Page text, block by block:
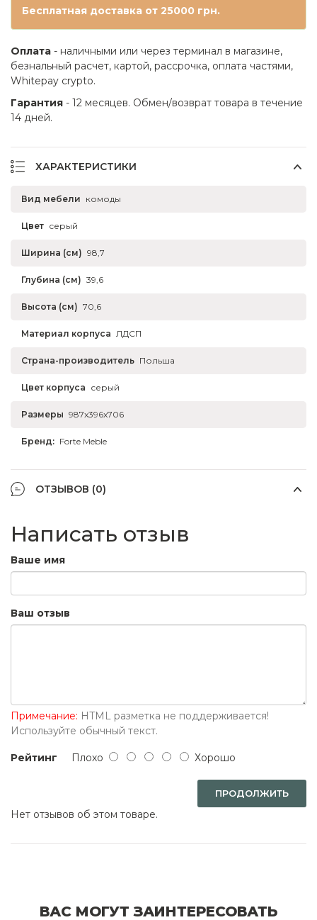
Бесплатная доставка от 25000 грн.
Оплата - наличными или через терминал в магазине,
безнальный расчет, картой, рассрочка, оплата частями,
Whitepay crypto.
Гарантия - 12 месяцев. Обмен/возврат товара в течение
14 дней.
ХАРАКТЕРИСТИКИ
Вид мебели комоды
Цвет серый
Ширина (см) 98,7
Глубина (см) 39,6
Высота (см) 70,6
Материал корпуса ЛДСП
Страна-производитель Польша
Цвет корпуса серый
Размеры 987x396x706
Бренд: Forte Meble
ОТЗЫВОВ (0)
Написать отзыв
Ваше имя
Ваш отзыв
Примечание: HTML разметка не поддерживается!
Используйте обычный текст.
Рейтинг Плохо Хорошо
ПРОДОЛЖИТЬ
Нет отзывов об этом товаре.
ВАС МОГУТ ЗАИНТЕРЕСОВАТЬ